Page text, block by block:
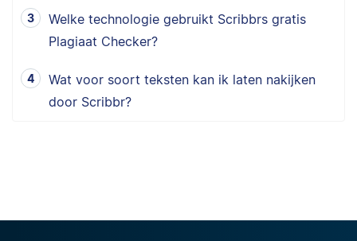
Welke technologie gebruikt Scribbrs gratis
Plagiaat Checker?
Wat voor soort teksten kan ik laten nakijken
door Scribbr?